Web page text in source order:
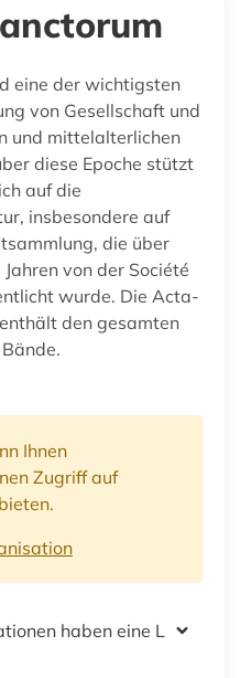
eine der wichtigsten
von Gesellschaft und
und mittelalterlichen
diese Epoche stützt
auf die
insbesondere auf
die über
von der Société
wurde. Die Acta-
den gesamten
Ihnen
Zugriff auf
haben eine Lizenz